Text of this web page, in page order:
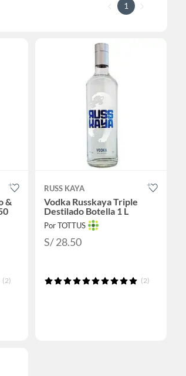
1
&
(2)
RUSS KAYA
Vodka Russkaya Triple
Destilado Botella 1 L
Por TOTTUS
S/ 28.50
(2)